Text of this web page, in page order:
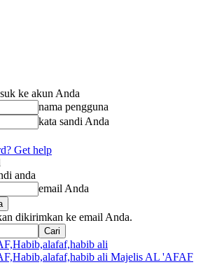
ke akun Anda
nama pengguna
kata sandi Anda
Get help
anda
email Anda
dikirimkan ke email Anda.
Majelis AL 'AFAF